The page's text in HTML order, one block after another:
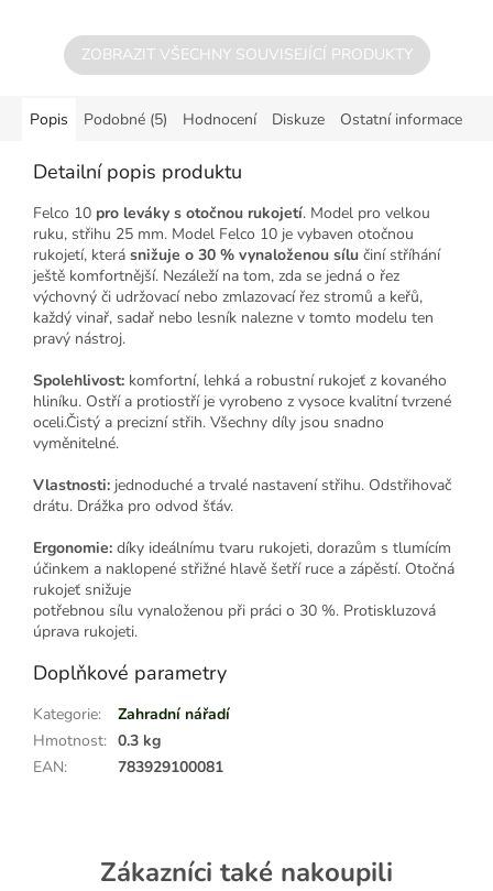
ZOBRAZIT VŠECHNY SOUVISEJÍCÍ PRODUKTY
Popis Podobné (5) Hodnocení Diskuze Ostatní informace
Detailní popis produktu
Felco 10 pro leváky s otočnou rukojetí. Model pro velkou
ruku, střihu 25 mm. Model Felco 10 je vybaven otočnou
rukojetí, která snižuje o 30 % vynaloženou sílu činí stříhání
ještě komfortnější. Nezáleží na tom, zda se jedná o řez
výchovný či udržovací nebo zmlazovací řez stromů a keřů,
každý vinař, sadař nebo lesník nalezne v tomto modelu ten
pravý nástroj.
Spolehlivost: komfortní, lehká a robustní rukojeť z kovaného
hliníku. Ostří a protiostří je vyrobeno z vysoce kvalitní tvrzené
oceli.Čistý a precizní střih. Všechny díly jsou snadno
vyměnitelné.
Vlastnosti: jednoduché a trvalé nastavení střihu. Odstřihovač
drátu. Drážka pro odvod šťáv.
Ergonomie: díky ideálnímu tvaru rukojeti, dorazům s tlumícím
účinkem a naklopené střižné hlavě šetří ruce a zápěstí. Otočná
rukojeť snižuje
potřebnou sílu vynaloženou při práci o 30 %. Protiskluzová
úprava rukojeti.
Doplňkové parametry
Kategorie:
Zahradní nářadí
Hmotnost: 0.3 kg
EAN: 783929100081
Zákazníci také nakoupili